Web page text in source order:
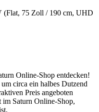
75 Zoll / 190 cm, UHD
Online-Shop entdecken!
circa ein halbes Dutzend
Preis angeboten
im Saturn Online-Shop,